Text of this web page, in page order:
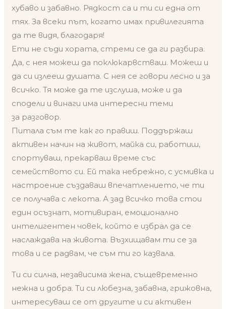
хубаво и забавно. Рядкост са и ти си една от
тях. За всеки път, когато имах привилегията
да те видя, благодаря!
Ети не съди хората, стреми се да ги разбира.
Да, с нея можеш да поклюкарвстваш. Можеш и
да си излееш душата. С нея се говори лесно и за
всичко. Тя може да те изслуша, може и да
сподели и винаги има интересни теми
за разговор.
Питала съм те как го правиш. Поддържаш
активен начин на живот, майка си, работиш,
спортуваш, прекарваш време със
семейството си. Ей така небрежно, с усмивка и
настроение създаваш впечатлението, че ти
се получава с лекота. А зад всичко това стои
един осъзнат, мотивиран, емоционално
интелигентен човек, който е избрал да се
наслаждава на живота. Възхищавам ти се за
това и се радвам, че съм ти го казвала.
Ти си силна, независима жена, същевременно
нежна и добра. Ти си любезна, забавна, грижовна,
интересуваш се от другите и си активен